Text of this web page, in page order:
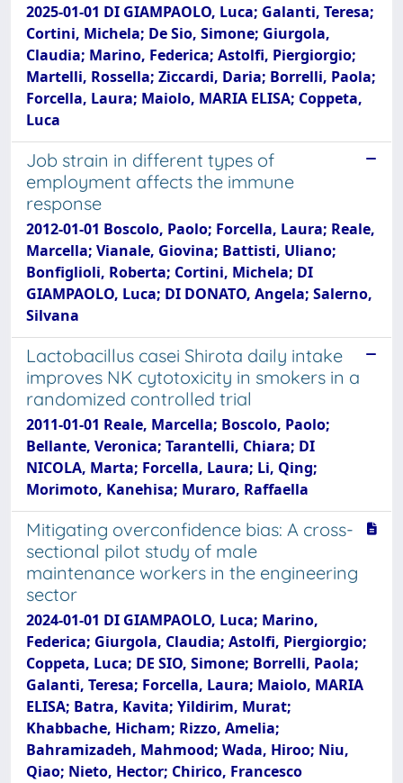
2025-01-01 DI GIAMPAOLO, Luca; Galanti, Teresa;
Cortini, Michela; De Sio, Simone; Giurgola,
Claudia; Marino, Federica; Astolfi, Piergiorgio;
Martelli, Rossella; Ziccardi, Daria; Borrelli, Paola;
Forcella, Laura; Maiolo, MARIA ELISA; Coppeta,
Luca
Job strain in different types of
employment affects the immune
response
2012-01-01 Boscolo, Paolo; Forcella, Laura; Reale,
Marcella; Vianale, Giovina; Battisti, Uliano;
Bonfiglioli, Roberta; Cortini, Michela; DI
GIAMPAOLO, Luca; DI DONATO, Angela; Salerno,
Silvana
Lactobacillus casei Shirota daily intake
improves NK cytotoxicity in smokers in a
randomized controlled trial
2011-01-01 Reale, Marcella; Boscolo, Paolo;
Bellante, Veronica; Tarantelli, Chiara; DI
NICOLA, Marta; Forcella, Laura; Li, Qing;
Morimoto, Kanehisa; Muraro, Raffaella
Mitigating overconfidence bias: A cross-
sectional pilot study of male
maintenance workers in the engineering
sector
2024-01-01 DI GIAMPAOLO, Luca; Marino,
Federica; Giurgola, Claudia; Astolfi, Piergiorgio;
Coppeta, Luca; DE SIO, Simone; Borrelli, Paola;
Galanti, Teresa; Forcella, Laura; Maiolo, MARIA
ELISA; Batra, Kavita; Yildirim, Murat;
Khabbache, Hicham; Rizzo, Amelia;
Bahramizadeh, Mahmood; Wada, Hiroo; Niu,
Qiao; Nieto, Hector; Chirico, Francesco